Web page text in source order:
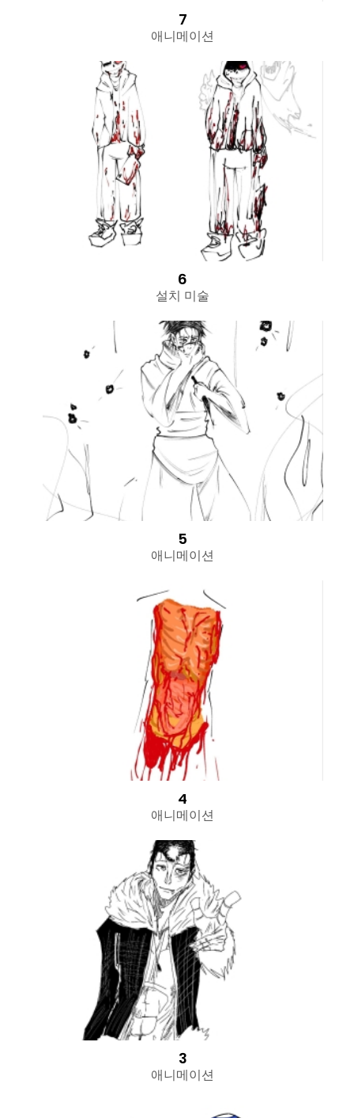
7
애니메이션
6
설치 미술
5
애니메이션
4
애니메이션
3
애니메이션